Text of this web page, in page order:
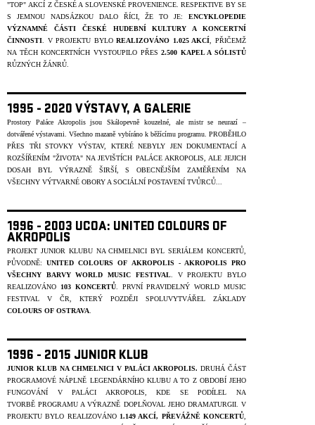
"TOP" AKCÍ Z ČESKÉ A SLOVENSKÉ PROVENIENCE. RESPEKTIVE BY SE
S JEMNOU NADSÁZKOU DALO ŘÍCI, ŽE TO JE: ENCYKLOPEDIE
VÝZNAMNÉ ČÁSTI ČESKÉ HUDEBNÍ KULTURY A KONCERTNÍ
ČINNOSTI . V PROJEKTU BYLOREALIZOVÁNO 1.025 AKCÍ , PŘIČEMŽ
NA TĚCH KONCERTNÍCH VYSTOUPILO PŘES2.500 KAPEL A SÓLISTŮ
RŮZNÝCH ŽÁNRŮ.
1995 - 2020 VÝSTAVY, A GALERIE
Prostory Paláce Akropolis jsou Skálopevně kouzelné, ale mistr se neurazí –
dotvářené výstavami. Všechno mazaně vybíráno k běžícímu programu. PROBĚHLO
PŘES TŘI STOVKY VÝSTAV, KTERÉ NEBYLY JEN DOKUMENTACÍ A
ROZŠÍŘENÍM "ŽIVOTA" NA JEVIŠTÍCH PALÁCE AKROPOLIS, ALE JEJICH
DOSAH BYL VÝRAZNĚ ŠIRŠÍ, S OBECNĚJŠÍM ZAMĚŘENÍM NA
VŠECHNY VÝTVARNÉ OBORY A SOCIÁLNÍ POSTAVENÍ TVŮRCŮ
1996 - 2003 UCOA: UNITED COLOURS OF
AKROPOLIS
PROJEKT JUNIOR KLUBU NA CHMELNICI BYL SERIÁLEM KONCERTŮ,
PŮVODNĚ:UNITED COLOURS OF AKROPOLIS - AKROPOLIS PRO
VŠECHNY BARVY WORLD MUSIC FESTIVAL. V PROJEKTU BYLO
REALIZOVÁNO
103 KONCERTŮ. PRVNÍ PRAVIDELNÝ WORLD MUSIC
FESTIVAL V ČR, KTERÝ POZDĚJI SPOLUVYTVÁŘEL ZÁKLADY
COLOURS OF OSTRAVA
1996 - 2015 JUNIOR KLUB
JUNIOR KLUB NA CHMELNICI V PALÁCI AKROPOLIS. DRUHÁ ČÁST
PROGRAMOVÉ NÁPLNĚ LEGENDÁRNÍHO KLUBU A TO Z OBDOBÍ JEHO
FUNGOVÁNÍ V PALÁCI AKROPOLIS, KDE SE PODÍLEL NA
TVORBĚPROGRAMU A VÝRAZNĚ DOPLŇOVAL JEHO DRAMATURGII. V
PROJEKTU BYLO REALIZOVÁNO 1.149 AKCÍ, PŘEVÁŽNĚ KONCERTŮ